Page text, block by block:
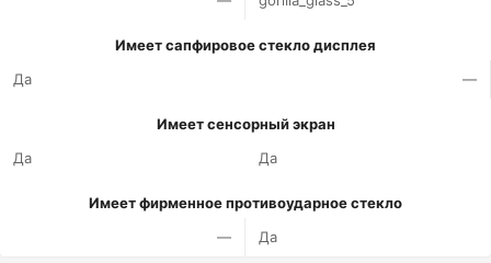
Имеет сапфировое стекло дисплея
Да
—
Имеет сенсорный экран
Да
Да
Имеет фирменное противоударное стекло
—
Да